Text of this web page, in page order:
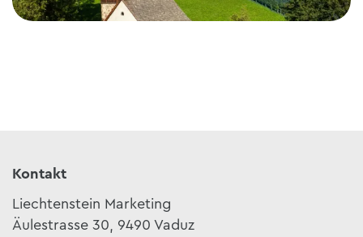
Kapelle St. Mamerten
Kontakt
Liechtenstein Marketing
Äulestrasse 30, 9490 Vaduz